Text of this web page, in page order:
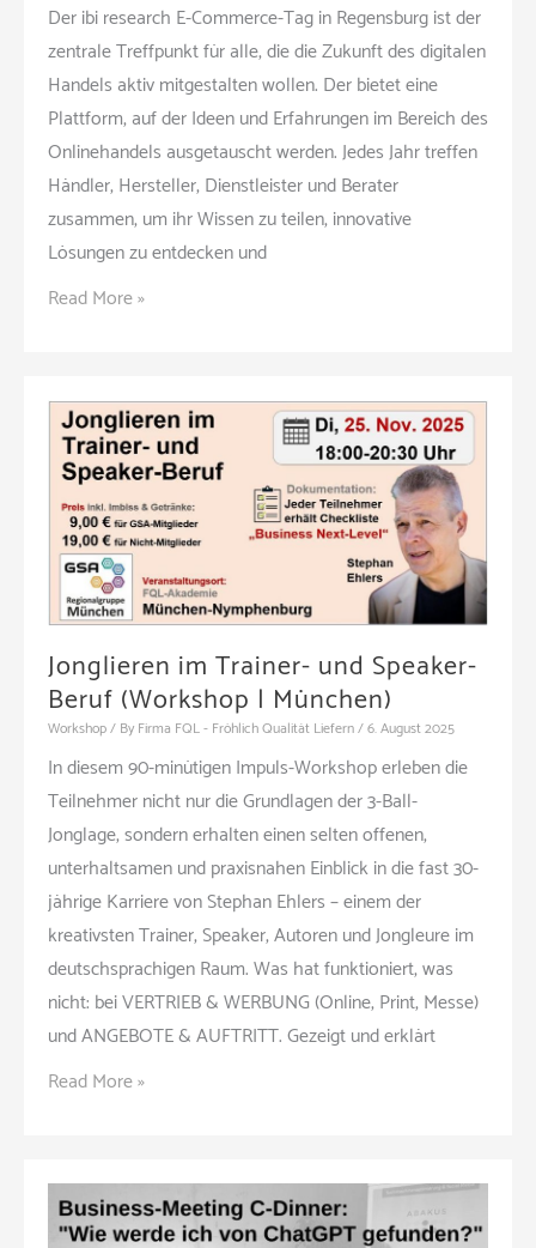
Der ibi research E-Commerce-Tag in Regensburg ist der
zentrale Treffpunkt für alle, die die Zukunft des digitalen
Handels aktiv mitgestalten wollen. Der bietet eine
Plattform, auf der Ideen und Erfahrungen im Bereich des
Onlinehandels ausgetauscht werden. Jedes Jahr treffen
Händler, Hersteller, Dienstleister und Berater
zusammen, um ihr Wissen zu teilen, innovative
Lösungen zu entdecken und
E-
Regensburg
am
24.
September
2025
(Messe
Regensburg)
Read More »
Jonglieren im Trainer- und Speaker-
Beruf (Workshop | München)
Workshop/ By Firma FQL - Fröhlich Qualität Liefern/6. August 2025
In diesem 90-minütigen Impuls-Workshop erleben die
Teilnehmer nicht nur die Grundlagen der 3-Ball-
Jonglage, sondern erhalten einen selten offenen,
unterhaltsamen und praxisnahen Einblick in die fast 30-
jährige Karriere von Stephan Ehlers – einem der
kreativsten Trainer, Speaker, Autoren und Jongleure im
deutschsprachigen Raum. Was hat funktioniert, was
nicht: bei VERTRIEB & WERBUNG (Online, Print, Messe)
und ANGEBOTE & AUFTRITT. Gezeigt und erklärt
Jonglieren
und
Speaker-
Read More »